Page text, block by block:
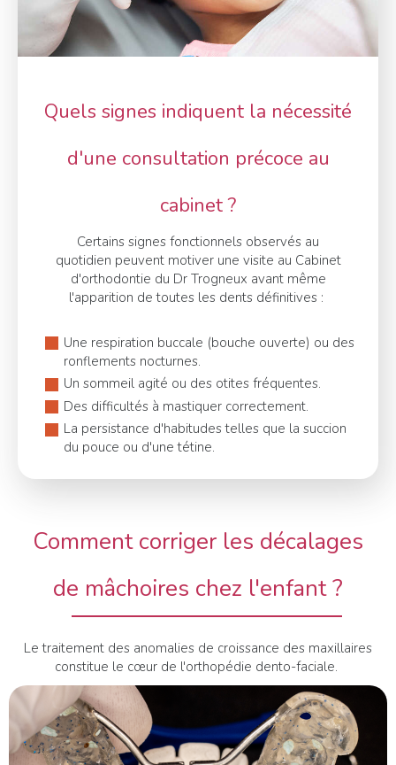
Quels signes indiquent la nécessité
d'une consultation précoce au
cabinet ?
Certains signes fonctionnels observés au
quotidien peuvent motiver une visite au Cabinet
d'orthodontie du Dr Trogneux avant même
l'apparition de toutes les dents définitives :
Une respiration buccale (bouche ouverte) ou des
ronflements nocturnes.
Un sommeil agité ou des otites fréquentes.
Des difficultés à mastiquer correctement.
La persistance d'habitudes telles que la succion
du pouce ou d'une tétine.
Comment corriger les décalages
de mâchoires chez l'enfant ?
Le traitement des anomalies de croissance des maxillaires
constitue le cœur de l'orthopédie dento-faciale.